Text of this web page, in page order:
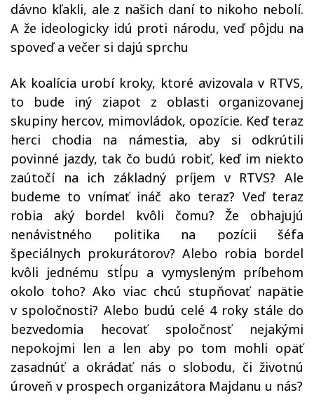
dávno kľakli, ale z našich daní to nikoho nebolí.
A že ideologicky idú proti národu, veď pôjdu na
spoveď a večer si dajú sprchu
Ak koalícia urobí kroky, ktoré avizovala v RTVS,
to bude iný ziapot z oblasti organizovanej
skupiny hercov, mimovládok, opozície. Keď teraz
herci chodia na námestia, aby si odkrútili
povinné jazdy, tak čo budú robiť, keď im niekto
zaútočí na ich základný príjem v RTVS? Ale
budeme to vnímať ináč ako teraz? Veď teraz
robia aký bordel kvôli čomu? Že obhajujú
nenávistného politika na pozícii šéfa
špeciálnych prokurátorov? Alebo robia bordel
kvôli jednému stĺpu a vymysleným príbehom
okolo toho? Ako viac chcú stupňovať napätie
v spoločnosti? Alebo budú celé 4 roky stále do
bezvedomia hecovať spoločnosť nejakými
nepokojmi len a len aby po tom mohli opäť
zasadnúť a okrádať nás o slobodu, či životnú
úroveň v prospech organizátora Majdanu u nás?